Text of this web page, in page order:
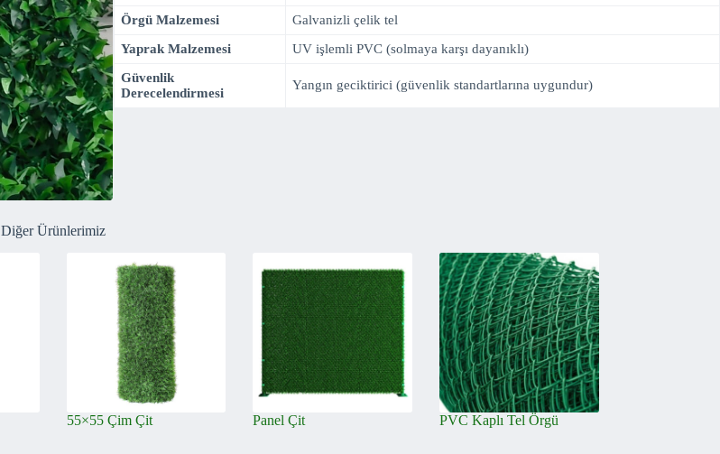
Örgü Malzemesi
Galvanizli çelik tel
Yaprak Malzemesi
UV işlemli PVC (solmaya karşı dayanıklı)
Güvenlik
Derecelendirmesi
Yangın geciktirici (güvenlik standartlarına uygundur)
Diğer Ürünlerimiz
55×55 Çim Çit Panel Çit PVC Kaplı Tel Örgü